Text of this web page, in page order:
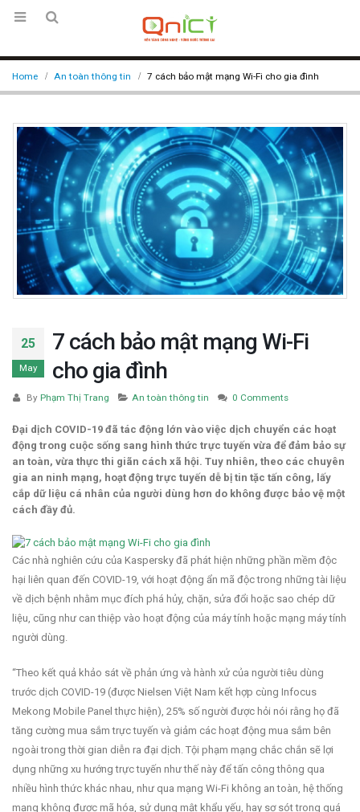
Home An toàn thông tin 7 cách bảo mật mạng Wi-Fi cho gia đình
25
May
7 cách bảo mật mạng Wi-Fi
cho gia đình
By Phạm Thị Trang An toàn thông tin 0 Comments
Đại dịch COVID-19 đã tác động lớn vào việc dịch chuyển các hoạt
động trong cuộc sống sang hình thức trực tuyến vừa để đảm bảo sự
an toàn, vừa thực thi giãn cách xã hội. Tuy nhiên, theo các chuyên
gia an ninh mạng, hoạt động trực tuyến dễ bị tin tặc tấn công, lấy
cắp dữ liệu cá nhân của người dùng hơn do không được bảo vệ một
cách đầy đủ.
Các nhà nghiên cứu của Kaspersky đã phát hiện những phần mềm độc
hại liên quan đến COVID-19, với hoạt động ẩn mã độc trong những tài liệu
về dịch bệnh nhằm mục đích phá hủy, chặn, sửa đổi hoặc sao chép dữ
liệu, cũng như can thiệp vào hoạt động của máy tính hoặc mạng máy tính
người dùng.
“Theo kết quả khảo sát về phản ứng và hành xử của người tiêu dùng
trước dịch COVID-19 (được Nielsen Việt Nam kết hợp cùng Infocus
Mekong Mobile Panel thực hiện), 25% số người được hỏi nói rằng họ đã
tăng cường mua sắm trực tuyến và giảm các hoạt động mua sắm bên
ngoài trong thời gian diễn ra đại dịch. Tội phạm mạng chắc chắn sẽ lợi
dụng những xu hướng trực tuyến như thế này để tấn công thông qua
nhiều hình thức khác nhau, như qua mạng Wi-Fi không an toàn, hệ thống
mạng không được mã hóa, sử dụng mật khẩu yếu, hay sơ sót trong quá